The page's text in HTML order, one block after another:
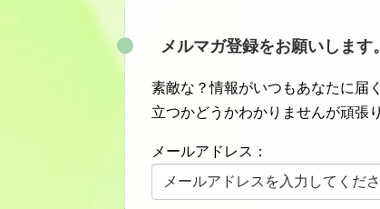
メルマガ登録をお願いします。
素敵な？情報がいつもあなたに届
立つかどうかわかりませんが頑張
メールアドレス：